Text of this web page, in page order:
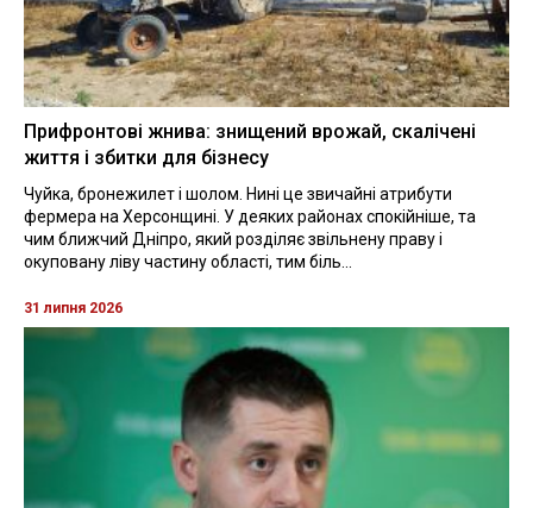
Прифронтові жнива: знищений врожай, скалічені
життя і збитки для бізнесу
Чуйка, бронежилет і шолом. Нині це звичайні атрибути
фермера на Херсонщині. У деяких районах спокійніше, та
чим ближчий Дніпро, який розділяє звільнену праву і
окуповану ліву частину області, тим біль...
31 липня 2026